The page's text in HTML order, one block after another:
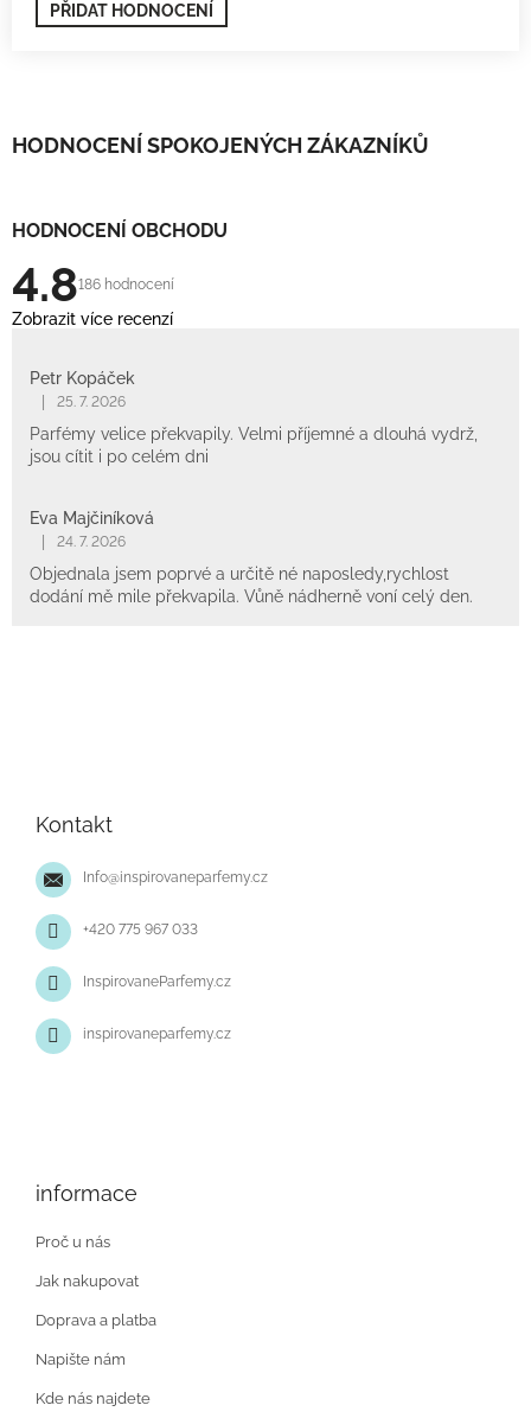
PŘIDAT HODNOCENÍ
HODNOCENÍ SPOKOJENÝCH ZÁKAZNÍKŮ
HODNOCENÍ OBCHODU
4.8186 hodnocení
Zobrazit více recenzí
Petr Kopáček
25. 7. 2026
Parfémy velice překvapily. Velmi příjemné a dlouhá vydrž,
jsou cítit i po celém dni
Eva Majčiníková
24. 7. 2026
Objednala jsem poprvé a určitě né naposledy,rychlost
dodání mě mile překvapila. Vůně nádherně voní celý den.
Kontakt
Info@inspirovaneparfemy.cz
+420 775 967 033
InspirovaneParfemy.cz
inspirovaneparfemy.cz
informace
Proč u nás
Jak nakupovat
Doprava a platba
Napište nám
Kde nás najdete